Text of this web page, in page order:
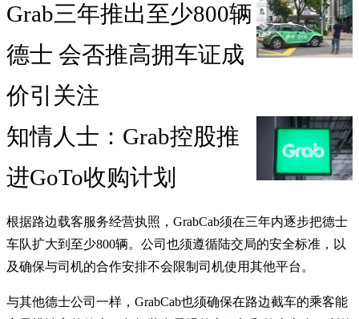
Grab三年推出至少800辆
德士 会否推高拥车证成
价引关注
知情人士：Grab控股推
进GoTo收购计划
根据路边载客服务经营执照，GrabCab须在三年内逐步把德士
车队扩大到至少800辆。公司也须遵循陆交局的安全标准，以
及确保与司机的合作安排不会限制司机使用其他平台。
与其他德士公司一样，GrabCab也须确保在路边截车的乘客能